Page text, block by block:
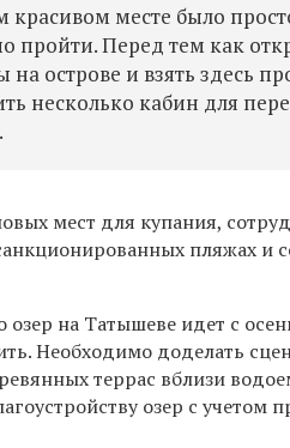
месте было
пройти. Перед тем как
на острове и взять здесь
несколько кабин для
мест для купания,
пляжах и
на Татышеве идет с
Необходимо доделать
террас вблизи
озер с учетом